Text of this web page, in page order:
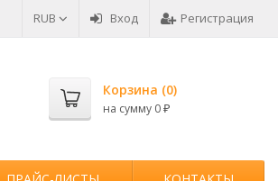
RUB Вход Регистрация
Корзина (0)
на сумму 0 ₽